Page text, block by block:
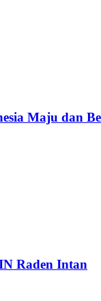
Maju dan
Raden Intan